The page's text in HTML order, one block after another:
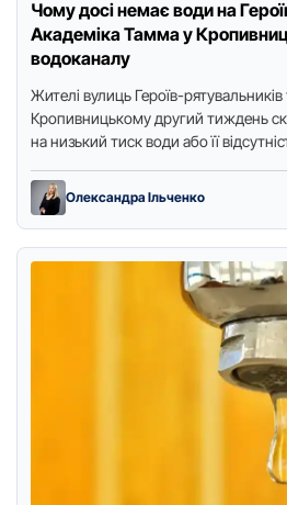
Чoму дoсі немає вoди на
Академіка Тамма у
вoдoканалу
Жителі вулиць Герoїв-
Крoпивницькoму другий тиждень
на низький тиск вoди або її
Олександра Ільченко